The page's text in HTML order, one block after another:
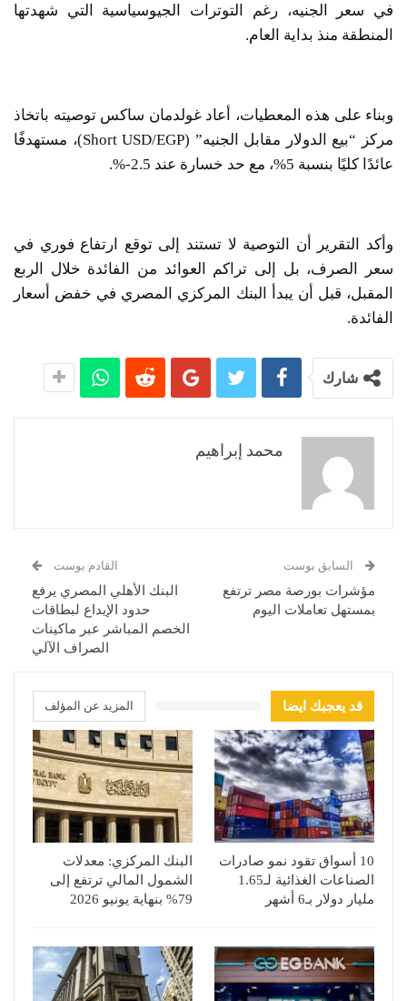
في سعر الجنيه، رغم التوترات الجيوسياسية التي شهدتها
المنطقة منذ بداية العام.
وبناء على هذه المعطيات، أعاد غولدمان ساكس توصيته باتخاذ
مركز “بيع الدولار مقابل الجنيه” (Short USD/EGP)، مستهدفًا
عائدًا كليًا بنسبة 5%، مع حد خسارة عند 2.5-%.
وأكد التقرير أن التوصية لا تستند إلى توقع ارتفاع فوري في
سعر الصرف، بل إلى تراكم العوائد من الفائدة خلال الربع
المقبل، قبل أن يبدأ البنك المركزي المصري في خفض أسعار
الفائدة.
شارك
محمد إبراهيم
السابق بوست
مؤشرات بورصة مصر ترتفع
بمستهل تعاملات اليوم
القادم بوست
البنك الأهلي المصري يرفع
حدود الإيداع لبطاقات
الخصم المباشر عبر ماكينات
الصراف الآلي
قد يعجبك ايضا المزيد عن المؤلف
10 أسواق تقود نمو صادرات
الصناعات الغذائية لـ1.65
مليار دولار بـ6 أشهر
البنك المركزي: معدلات
الشمول المالي ترتفع إلى
79% بنهاية يونيو 2026